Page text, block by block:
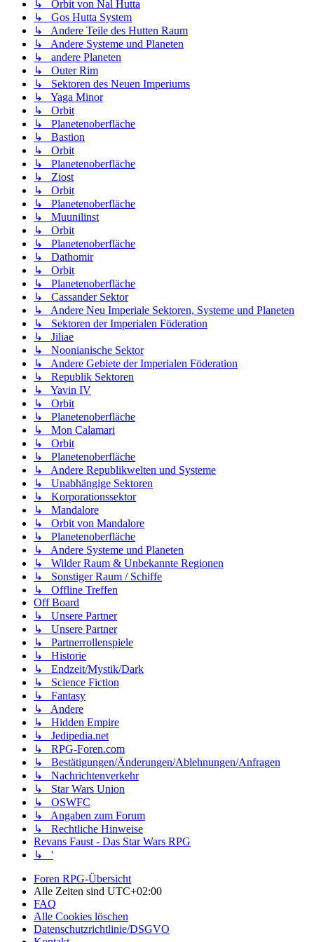
↳ Orbit von Nal Hutta
↳ Gos Hutta System
↳ Andere Teile des Hutten Raum
↳ Andere Systeme und Planeten
↳ andere Planeten
↳ Outer Rim
↳ Sektoren des Neuen Imperiums
↳ Yaga Minor
↳ Orbit
↳ Planetenoberfläche
↳ Bastion
↳ Orbit
↳ Planetenoberfläche
↳ Ziost
↳ Orbit
↳ Planetenoberfläche
↳ Muunilinst
↳ Orbit
↳ Planetenoberfläche
↳ Dathomir
↳ Orbit
↳ Planetenoberfläche
↳ Cassander Sektor
↳ Andere Neu Imperiale Sektoren, Systeme und Planeten
↳ Sektoren der Imperialen Föderation
↳ Jiliae
↳ Noonianische Sektor
↳ Andere Gebiete der Imperialen Föderation
↳ Republik Sektoren
↳ Yavin IV
↳ Orbit
↳ Planetenoberfläche
↳ Mon Calamari
↳ Orbit
↳ Planetenoberfläche
↳ Andere Republikwelten und Systeme
↳ Unabhängige Sektoren
↳ Korporationssektor
↳ Mandalore
↳ Orbit von Mandalore
↳ Planetenoberfläche
↳ Andere Systeme und Planeten
↳ Wilder Raum & Unbekannte Regionen
↳ Sonstiger Raum / Schiffe
↳ Offline Treffen
Off Board
↳ Unsere Partner
↳ Unsere Partner
↳ Partnerrollenspiele
↳ Historie
↳ Endzeit/Mystik/Dark
↳ Science Fiction
↳ Fantasy
↳ Andere
↳ Hidden Empire
↳ Jedipedia.net
↳ RPG-Foren.com
↳ Bestätigungen/Änderungen/Ablehnungen/Anfragen
↳ Nachrichtenverkehr
↳ Star Wars Union
↳ OSWFC
↳ Angaben zum Forum
↳ Rechtliche Hinweise
Revans Faust - Das Star Wars RPG
↳ '
Foren RPG-Übersicht
Alle Zeiten sind UTC+02:00
FAQ
Alle Cookies löschen
Datenschutzrichtlinie/DSGVO